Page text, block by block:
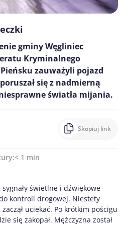
gminy Węgliniec
Kryminalnego
zauważyli pojazd
się z nadmierną
światła mijania.
Skopiuj link
< 1 min
świetlne i dźwiękowe
kontroli drogowej. Niestety
uciekać. Po krótkim pościgu
się zakopał. Mężczyzna został